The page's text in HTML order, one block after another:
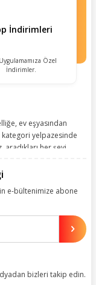
İndirimleri
Özel
İndirimler.
ev eşyasından
yelpazesinde
her şeyi
deneyiminize
memnuniyetini
e-bültenimize abone
bizleri takip edin.